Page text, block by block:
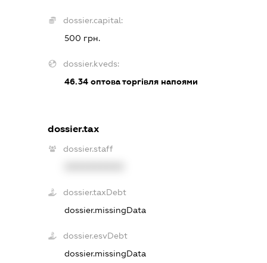
dossier.capital:
500 грн.
dossier.kveds:
46.34оптова торгівля напоями
dossier.tax
dossier.staff
dossier.taxDebt
dossier.missingData
dossier.esvDebt
dossier.missingData